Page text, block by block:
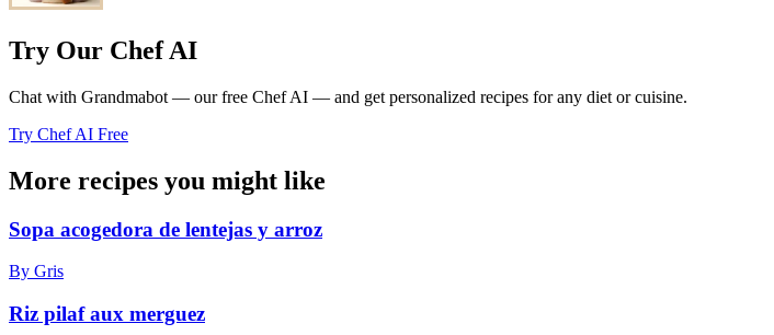
Try Our Chef AI
Chat with Grandmabot — our free Chef AI — and get personalized recipes for any diet or cuisine.
Try Chef AI Free
More recipes you might like
Sopa acogedora de lentejas y arroz
By Gris
Riz pilaf aux merguez